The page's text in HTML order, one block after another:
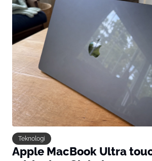
Teknologi
Apple MacBook Ultra